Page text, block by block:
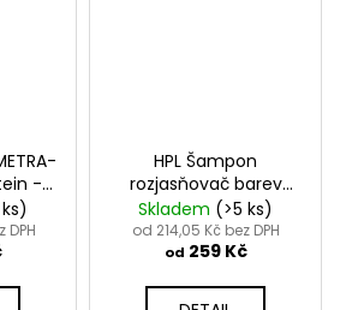
-
DPH
HPL Šampon
rozjasňovač barev
WHITE BRIGHT - White
Bright Shampoo
Skladem (>5 ks)
od 214,05 Kč bez DPH
od 259 Kč